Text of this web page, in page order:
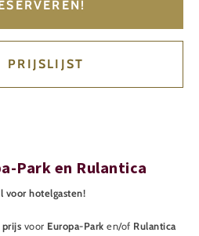
PRIJSLIJST
Park en Rulantica
voor hotelgasten!
prijs voor Europa-Park en/of Rulantica